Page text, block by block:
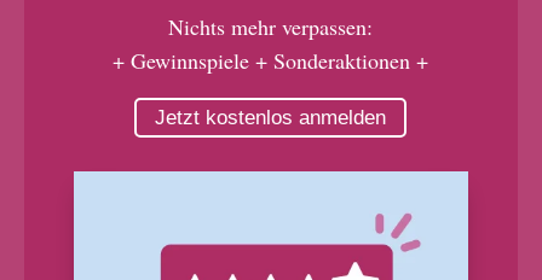
Nichts mehr verpassen:
+ Gewinnspiele + Sonderaktionen +
Jetzt kostenlos anmelden